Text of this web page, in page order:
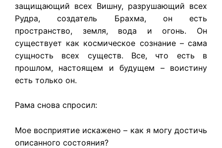
защищающий всех Вишну, разрушающий всех
Рудра, создатель Брахма, он есть
пространство, земля, вода и огонь. Он
существует как космическое сознание – сама
сущность всех существ. Все, что есть в
прошлом, настоящем и будущем – воистину
есть только он.
Рама снова спросил:
Мое восприятие искажено – как я могу достичь
описанного состояния?